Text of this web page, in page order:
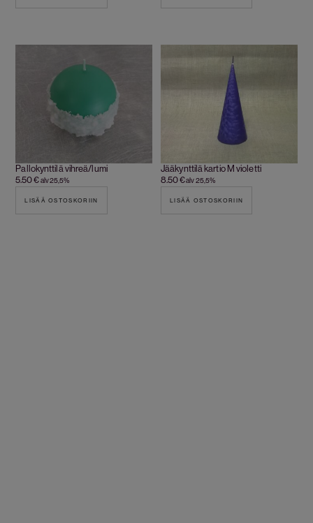
Pallokynttilä vihreä/lumi
5.50€alv 25,5%
LISÄÄ OSTOSKORIIN
Jääkynttilä kartio M violetti
8.50€alv 25,5%
LISÄÄ OSTOSKORIIN